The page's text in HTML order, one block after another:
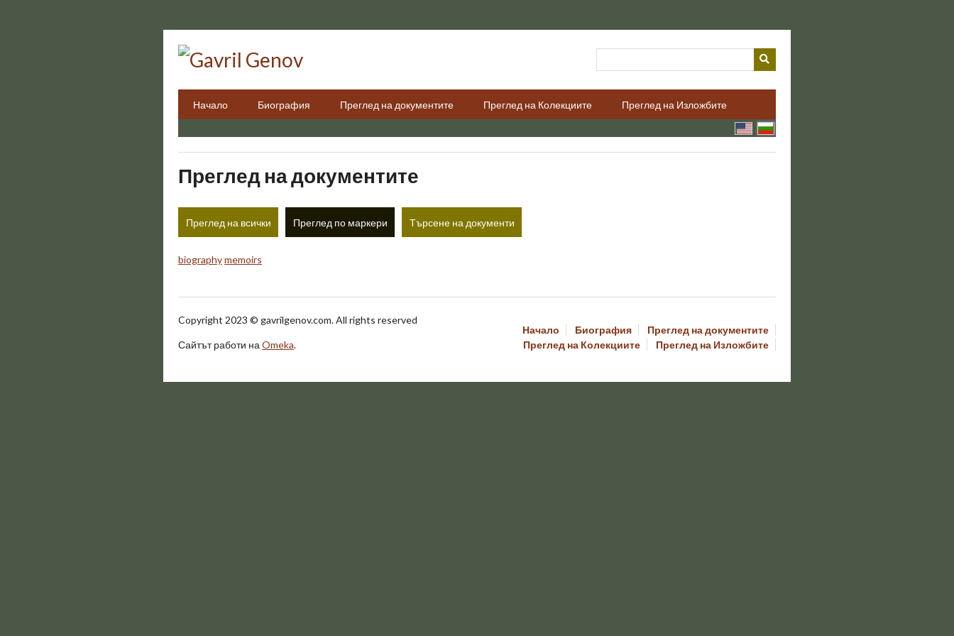
Начало
Биография Преглед на документите Преглед на Колекциите Преглед на Изложбите
Преглед на документите
Преглед на всички Преглед по маркери Търсене на документи
biographymemoirs
Начало Биография
Преглед на документите
Преглед на Колекциите
Преглед на Изложбите
Copyright 2023 © gavrilgenov.com. All rights reserved
Сайтът работи на Omeka.